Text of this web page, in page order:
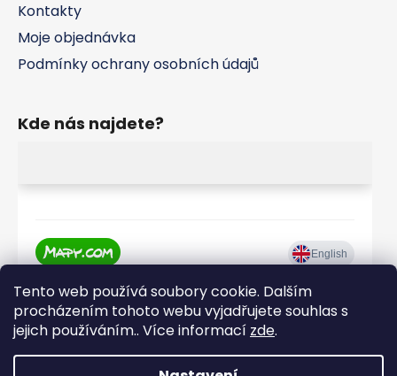
Tento web používá soubory cookie. Dalším
procházením tohoto webu vyjadřujete souhlas s
jejich používáním.. Více informací zde.
Kontakty
Moje objednávka
Podmínky ochrany osobních údajů
Kde nás najdete?